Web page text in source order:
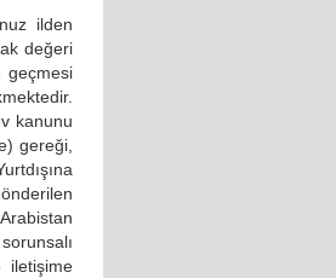
ilden
değeri
geçmesi
kanunu
gereği,
iletişime